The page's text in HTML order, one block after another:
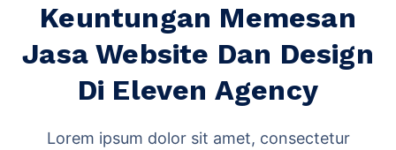
Keuntungan Memesan
Jasa Website Dan Design
Di Eleven Agency
Lorem ipsum dolor sit amet, consectetur